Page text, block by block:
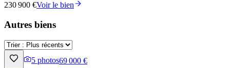
230 900 €Voir le bien
Autres biens
5 photos69 000 €